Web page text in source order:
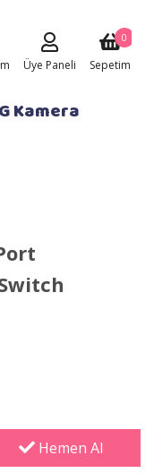
Üye Paneli Sepetim
0
Kamera
Hemen Al